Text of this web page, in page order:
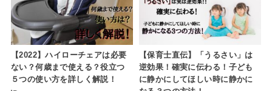
【2022】ハイローチェアは必要
ない？何歳まで使える？役立つ
５つの使い方を詳しく解説！
【保育士直伝】「うるさい」は
逆効果！確実に伝わる！子ども
に静かにしてほしい時に静かに